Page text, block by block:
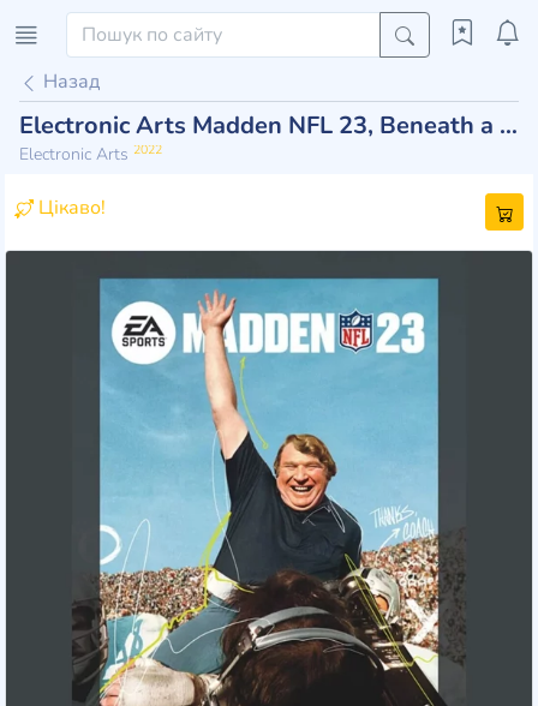
Назад
Electronic Arts Madden NFL 23, Beneath a Steel Sky
Electronic Arts 2022
Цікаво!